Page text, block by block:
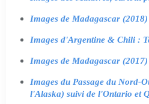
Images de Madagascar (2018)
Images d'Argentine & Chili :
Images de Madagascar (2017)
Images du Passage du Nord-
l'Alaska) suivi de l'Ontario et